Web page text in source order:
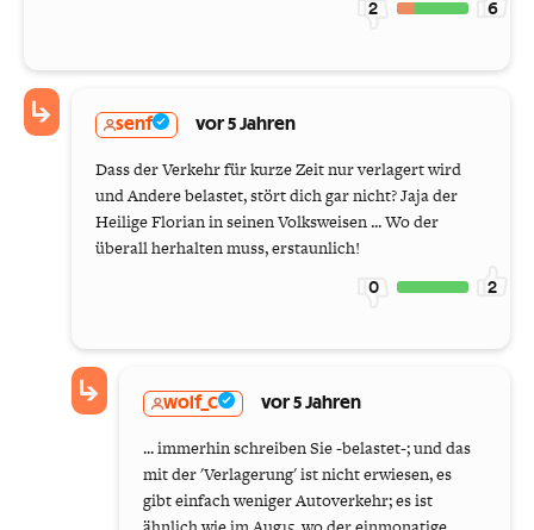
2 6
senf vor 5 Jahren
Dass der Verkehr für kurze Zeit nur verlagert wird
und Andere belastet, stört dich gar nicht? Jaja der
Heilige Florian in seinen Volksweisen ... Wo der
überall herhalten muss, erstaunlich!
0 2
wolf_C vor 5 Jahren
... immerhin schreiben Sie -belastet-; und das
mit der 'Verlagerung' ist nicht erwiesen, es
gibt einfach weniger Autoverkehr; es ist